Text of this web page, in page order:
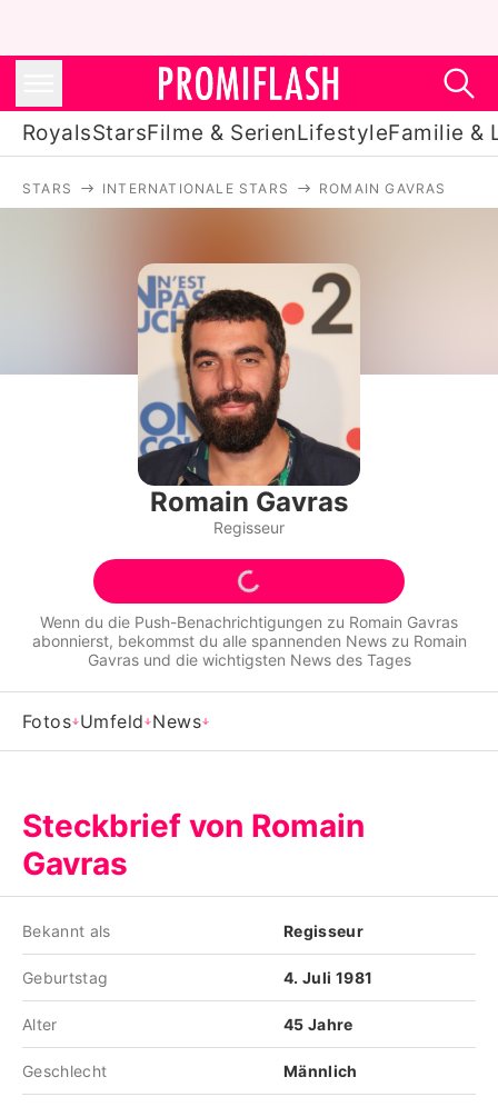
RoyalsStarsFilme & SerienLifestyleFamilie &
Filme & Serien
Lifestyle
Familie & Liebe
Promiflash Exklusiv
Alle Themen auf Promiflash
Jobs
App runterladen
Team
Impressum
Nutzungsbedingungen
Utiq verwalten
STARS INTERNATIONALE STARS ROMAIN GAVRAS
Romain Gavras
Regisseur
Wenn du die Push-Benachrichtigungen zu Romain Gavras
abonnierst, bekommst du alle spannenden News zu Romain
Gavrasund die wichtigsten News des Tages
Fotos Umfeld News
Steckbrief von Romain
Gavras
Bekannt als Regisseur
Geburtstag 4. Juli 1981
Alter 45 Jahre
Geschlecht Männlich